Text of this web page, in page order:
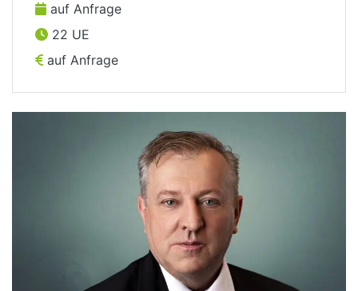
auf Anfrage
22 UE
auf Anfrage